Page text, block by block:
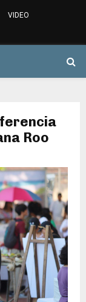
VIDEO
Roo